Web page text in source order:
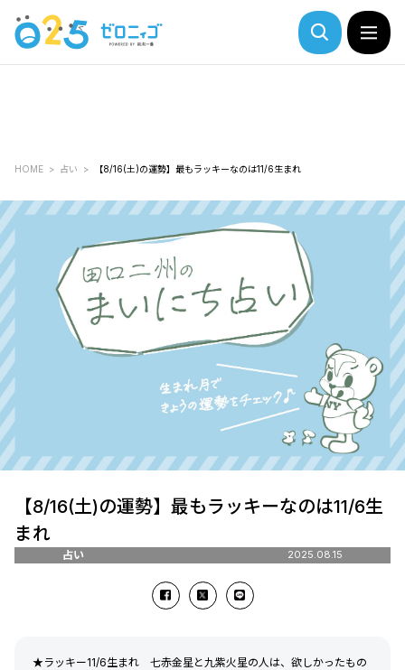
HOME 占い 【8/16(土)の運勢】最もラッキーなのは11/6生まれ
【8/16(土)の運勢】最もラッキーなのは11/6生
まれ
占い 2025.08.15
★ラッキー11/6生まれ 七赤金星と九紫火星の人は、欲しかったもの